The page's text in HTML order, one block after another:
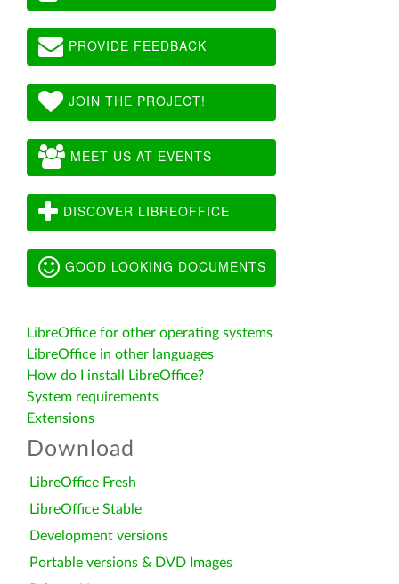
PROVIDE FEEDBACK
JOIN THE PROJECT!
MEET US AT EVENTS
DISCOVER LIBREOFFICE
GOOD LOOKING DOCUMENTS
LibreOffice for other operating systems
LibreOffice in other languages
How do I install LibreOffice?
System requirements
Extensions
Download
LibreOffice Fresh
LibreOffice Stable
Development versions
Portable versions & DVD Images